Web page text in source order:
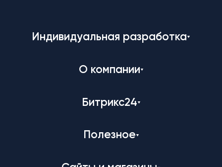
Индивидуальная разработка
О компании
Битрикс24
Полезное